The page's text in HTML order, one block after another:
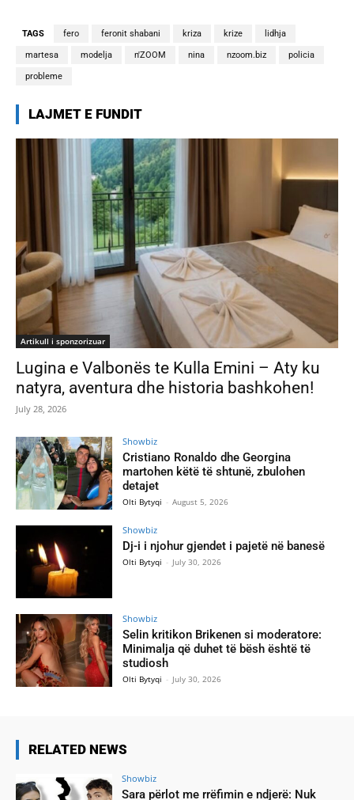
TAGS fero feronit shabani kriza krize lidhja
martesa modelja n'ZOOM nina nzoom.biz policia
probleme
LAJMET E FUNDIT
Artikull i sponzorizuar
Lugina e Valbonës te Kulla Emini – Aty ku
natyra, aventura dhe historia bashkohen!
July 28, 2026
Showbiz
Cristiano Ronaldo dhe Georgina
martohen këtë të shtunë, zbulohen
detajet
Olti Bytyqi - August 5, 2026
Showbiz
Dj-i i njohur gjendet i pajetë në banesë
Olti Bytyqi - July 30, 2026
Showbiz
Selin kritikon Brikenen si moderatore:
Minimalja që duhet të bësh është të
studiosh
Olti Bytyqi - July 30, 2026
RELATED NEWS
Showbiz
Sara përlot me rrëfimin e ndjerë: Nuk